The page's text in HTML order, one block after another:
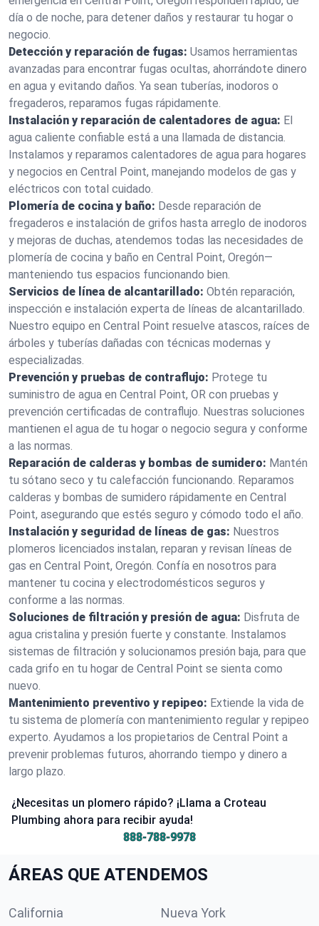
día o de noche, para detener daños y restaurar tu hogar o
negocio.
Detección y reparación de fugas: Usamos herramientas
avanzadas para encontrar fugas ocultas, ahorrándote dinero
en agua y evitando daños. Ya sean tuberías, inodoros o
fregaderos, reparamos fugas rápidamente.
Instalación y reparación de calentadores de agua: El
agua caliente confiable está a una llamada de distancia.
Instalamos y reparamos calentadores de agua para hogares
y negocios en Central Point, manejando modelos de gas y
eléctricos con total cuidado.
Plomería de cocina y baño: Desde reparación de
fregaderos e instalación de grifos hasta arreglo de inodoros
y mejoras de duchas, atendemos todas las necesidades de
plomería de cocina y baño en Central Point, Oregón—
manteniendo tus espacios funcionando bien.
Servicios de línea de alcantarillado: Obtén reparación,
inspección e instalación experta de líneas de alcantarillado.
Nuestro equipo en Central Point resuelve atascos, raíces de
árboles y tuberías dañadas con técnicas modernas y
especializadas.
Prevención y pruebas de contraflujo: Protege tu
suministro de agua en Central Point, OR con pruebas y
prevención certificadas de contraflujo. Nuestras soluciones
mantienen el agua de tu hogar o negocio segura y conforme
a las normas.
Reparación de calderas y bombas de sumidero: Mantén
tu sótano seco y tu calefacción funcionando. Reparamos
calderas y bombas de sumidero rápidamente en Central
Point, asegurando que estés seguro y cómodo todo el año.
Instalación y seguridad de líneas de gas: Nuestros
plomeros licenciados instalan, reparan y revisan líneas de
gas en Central Point, Oregón. Confía en nosotros para
mantener tu cocina y electrodomésticos seguros y
conforme a las normas.
Soluciones de filtración y presión de agua: Disfruta de
agua cristalina y presión fuerte y constante. Instalamos
sistemas de filtración y solucionamos presión baja, para que
cada grifo en tu hogar de Central Point se sienta como
nuevo.
Mantenimiento preventivo y repipeo: Extiende la vida de
tu sistema de plomería con mantenimiento regular y repipeo
experto. Ayudamos a los propietarios de Central Point a
prevenir problemas futuros, ahorrando tiempo y dinero a
largo plazo.
¿Necesitas un plomero rápido? ¡Llama a Croteau
Plumbing ahora para recibir ayuda!
888-788-9978
ÁREAS QUE ATENDEMOS
California Nueva York